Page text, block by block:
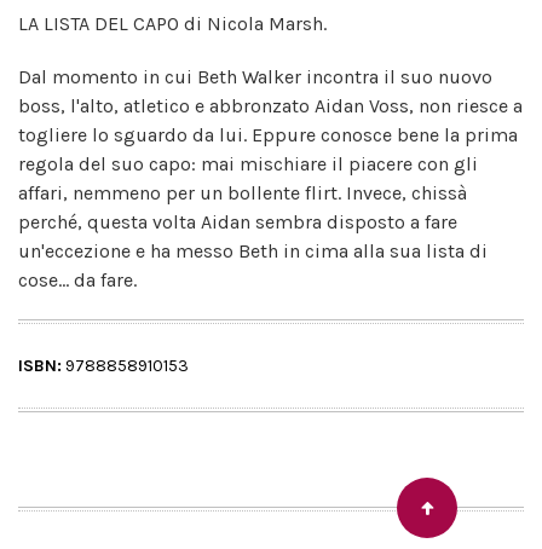
LA LISTA DEL CAPO di Nicola Marsh.
Dal momento in cui Beth Walker incontra il suo nuovo
boss, l'alto, atletico e abbronzato Aidan Voss, non riesce a
togliere lo sguardo da lui. Eppure conosce bene la prima
regola del suo capo: mai mischiare il piacere con gli
affari, nemmeno per un bollente flirt. Invece, chissà
perché, questa volta Aidan sembra disposto a fare
un'eccezione e ha messo Beth in cima alla sua lista di
cose... da fare.
ISBN: 9788858910153